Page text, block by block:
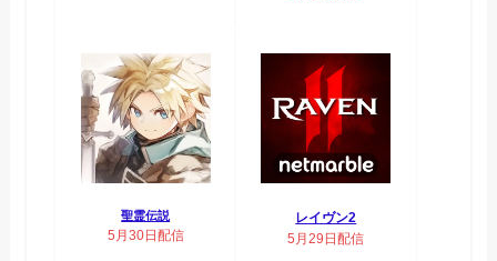
聖霊伝説
5月30日配信
レイヴン2
5月29日配信